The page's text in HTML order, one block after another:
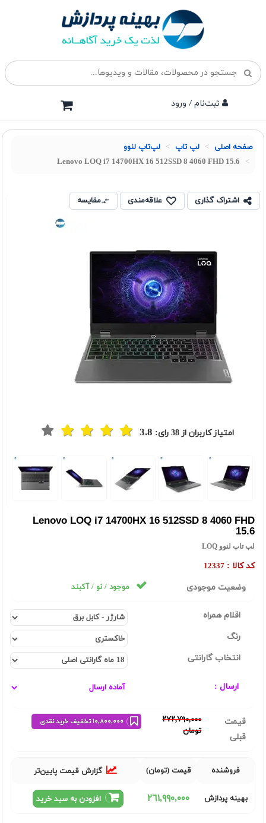
ثبت‌نام / ورود
صفحه اصلی لپ تاپ لپ‌تاپ لنوو
Lenovo LOQ i7 14700HX 16 512SSD 8 4060 FHD 15.6
اشتراک گذاری علاقه‌مندی مقایسه
امتیاز کاربران از38 رای: 3.8
Lenovo LOQ i7 14700HX 16 512SSD 8 4060 FHD
15.6
لپ تاپ لنوو LOQ
کد کالا : 12337
وضعیت موجودی موجود / نو / آکبند
اقلام همراه
رنگ
انتخاب گارانتی
ارسال :
قیمت
قبلی
٢٧٢,٧٩٠,٠٠٠
تومان
فروشنده قیمت (تومان) گزارش قیمت پایین‌تر
بهینه پردازش ٢٦١,٩٩٠,٠٠٠ افزودن به سبد خرید